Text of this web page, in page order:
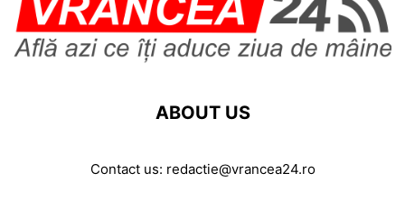
ABOUT US
Contact us: redactie@vrancea24.ro